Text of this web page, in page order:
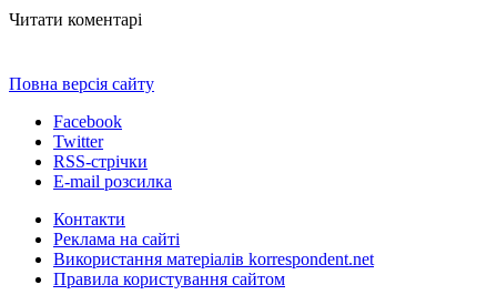
Читати коментарі
Повна версія сайту
Facebook
Twitter
RSS-стрічки
E-mail розсилка
Контакти
Реклама на сайті
Використання матеріалів korrespondent.net
Правила користування сайтом